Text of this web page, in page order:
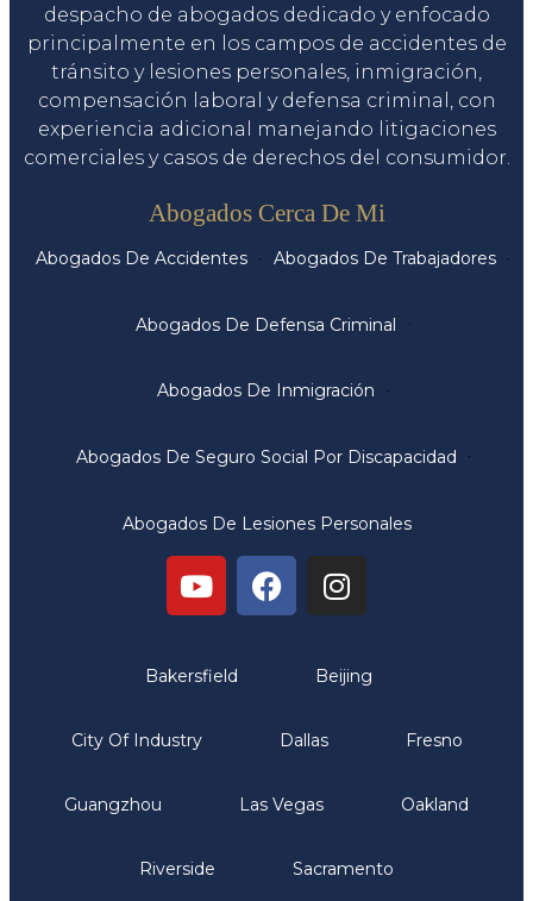
despacho de abogados dedicado y enfocado
principalmente en los campos de accidentes de
tránsito y lesiones personales, inmigración,
compensación laboral y defensa criminal, con
experiencia adicional manejando litigaciones
comerciales y casos de derechos del consumidor.
Abogados Cerca De Mi
Abogados De Accidentes Abogados De Trabajadores
Abogados De Defensa Criminal
Abogados De Inmigración
Abogados De Seguro Social Por Discapacidad
Abogados De Lesiones Personales
Bakersfield Beijing
City Of Industry Dallas Fresno
Guangzhou Las Vegas Oakland
Riverside Sacramento